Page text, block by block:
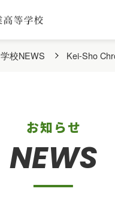
学校NEWS Kei-Sho
お知らせ
NEWS